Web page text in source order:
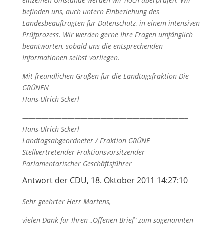
befinden uns, auch untern Einbeziehung des
Landesbeauftragten für Datenschutz, in einem intensiven
Prüfprozess. Wir werden gerne Ihre Fragen umfänglich
beantworten, sobald uns die entsprechenden
Informationen selbst vorliegen.
Mit freundlichen Grüßen für die Landtagsfraktion Die
GRÜNEN
Hans-Ulrich Sckerl
—————————————————————————–
Hans-Ulrich Sckerl
Landtagsabgeordneter / Fraktion GRÜNE
Stellvertretender Fraktionsvorsitzender
Parlamentarischer Geschäftsführer
Antwort der CDU, 18. Oktober 2011 14:27:10
Sehr geehrter Herr Martens,
vielen Dank für Ihren „Offenen Brief“ zum sogenannten